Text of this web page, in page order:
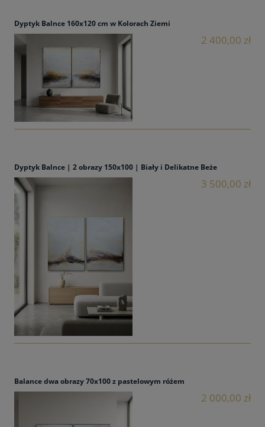
Dyptyk Balnce 160x120 cm w Kolorach Ziemi
2 400,00 zł
Dyptyk Balnce | 2 obrazy 150x100 | Biały i Delikatne Beże
3 500,00 zł
Balance dwa obrazy 70x100 z pastelowym różem
2 000,00 zł